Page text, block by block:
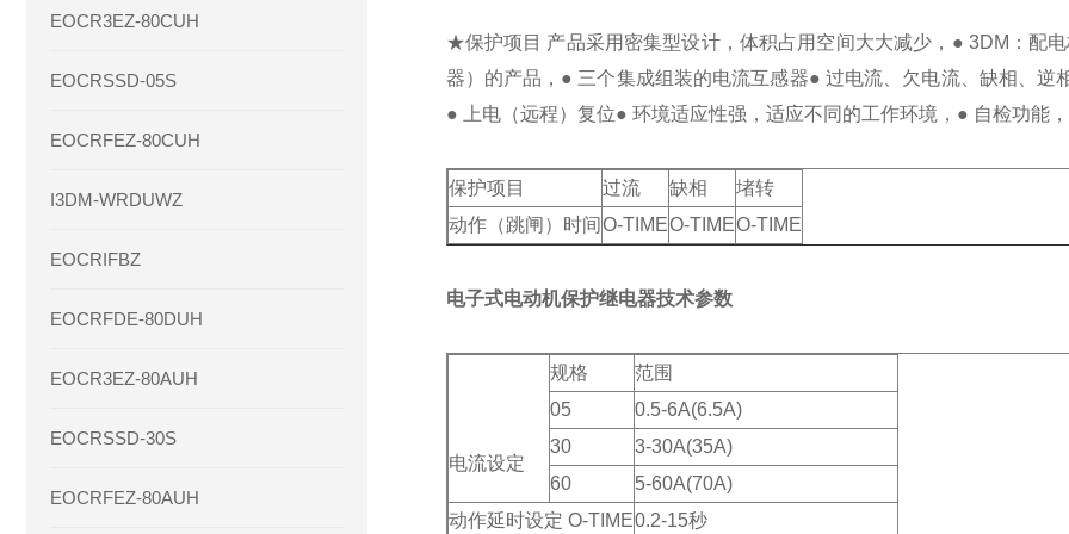
EOCR3EZ-80CUH
EOCRSSD-05S
EOCRFEZ-80CUH
I3DM-WRDUWZ
EOCRIFBZ
EOCRFDE-80DUH
EOCR3EZ-80AUH
EOCRSSD-30S
EOCRFEZ-80AUH
★保护项目 产品采用密集型设计，体积占用空间大大减少，● 3DM：配
器）的产品，● 三个集成组装的电流互感器● 过电流、欠电流、缺相、
● 上电（远程）复位● 环境适应性强，适应不同的工作环境，● 自检功能，
保护项目 过流 缺相
堵转
动作（跳闸）时间O-TIMEO-TIMEO-TIME
电子式电动机保护继电器技术参数
电流设定
规格
范围
05
0.5-6A(6.5A)
30
3-30A(35A)
60
5-60A(70A)
动作延时设定 O-TIME0.2-15秒